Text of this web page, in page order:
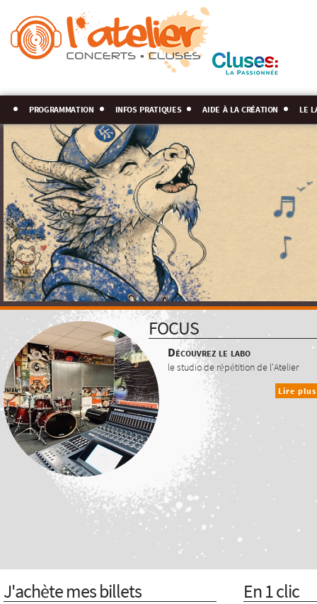
programmation infos pratiques aide à la création le
FOCUS
Découvrez le labo
le studio de répétition de l'Atelier
Lire plus
J'achète mes billets En 1 clic